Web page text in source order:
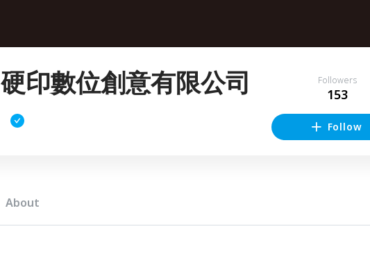
硬印數位創意有限公司 Followers
153
Follow
About